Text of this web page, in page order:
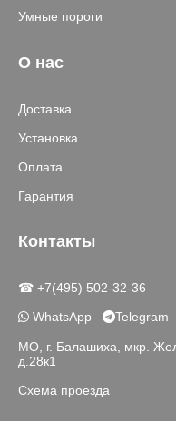
Умные пороги
О нас
Доставка
Установка
Оплата
Гарантия
Контакты
☎ +7(495) 502-32-36
WhatsApp
Telegram
МО, г. Балашиха, мкр.
д.28к1
Схема проезда